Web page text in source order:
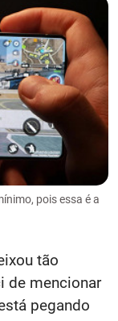
pois essa é a
tão
de mencionar
pegando